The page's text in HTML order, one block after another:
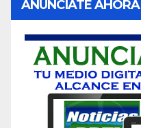
ANUNCIATE AHORA